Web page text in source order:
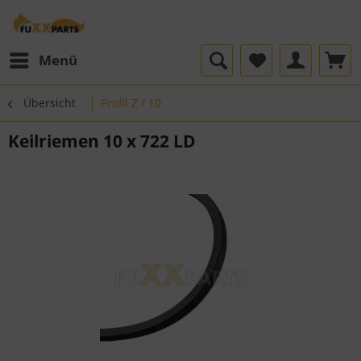
Menü
Übersicht Profil Z / 10
Keilriemen 10 x 722 LD